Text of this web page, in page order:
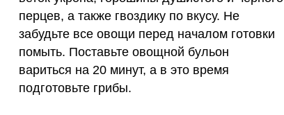
15 мг 1.5
50 мг 0.7
120 мкг 2.4
20 мг
перцев, а также гвоздику по вкусу. Не
забудьте все овощи перед началом готовки
помыть. Поставьте овощной бульон
вариться на 20 минут, а в это время
подготовьте грибы.